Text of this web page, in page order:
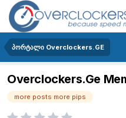
პორტალი Overclockers.GE
Overclockers.Ge
more posts more pips